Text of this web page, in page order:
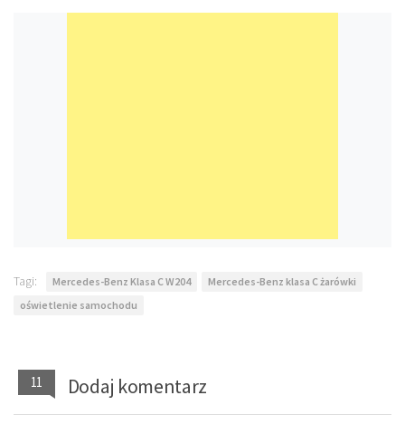
Tagi: Mercedes-Benz Klasa C W204
Mercedes-Benz klasa C żarówki
oświetlenie samochodu
11 Dodaj komentarz